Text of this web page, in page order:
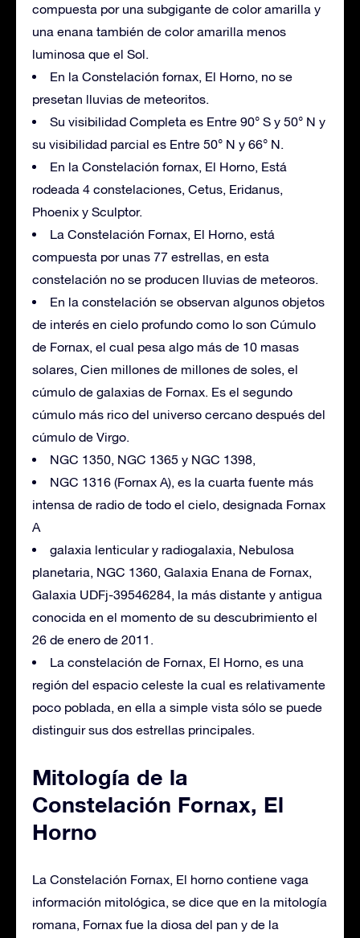
compuesta por una subgigante de color amarilla y
una enana también de color amarilla menos
luminosa que el Sol.
En la Constelación fornax, El Horno, no se
presetan lluvias de meteoritos.
Su visibilidad Completa es Entre 90° S y 50° N y
su visibilidad parcial es Entre 50° N y 66° N.
En la Constelación fornax, El Horno, Está
rodeada 4 constelaciones, Cetus, Eridanus,
Phoenix y Sculptor.
La Constelación Fornax, El Horno, está
compuesta por unas 77 estrellas, en esta
constelación no se producen lluvias de meteoros.
En la constelación se observan algunos objetos
de interés en cielo profundo como lo son Cúmulo
de Fornax, el cual pesa algo más de 10 masas
solares, Cien millones de millones de soles, el
cúmulo de galaxias de Fornax. Es el segundo
cúmulo más rico del universo cercano después del
cúmulo de Virgo.
NGC 1350, NGC 1365 y NGC 1398,
NGC 1316 (Fornax A), es la cuarta fuente más
intensa de radio de todo el cielo, designada Fornax
A
galaxia lenticular y radiogalaxia, Nebulosa
planetaria, NGC 1360, Galaxia Enana de Fornax,
Galaxia UDFj-39546284, la más distante y antigua
conocida en el momento de su descubrimiento el
26 de enero de 2011.
La constelación de Fornax, El Horno, es una
región del espacio celeste la cual es relativamente
poco poblada, en ella a simple vista sólo se puede
distinguir sus dos estrellas principales.
Mitología de la
Constelación Fornax, El
Horno
La Constelación Fornax, El horno contiene vaga
información mitológica, se dice que en la mitología
romana, Fornax fue la diosa del pan y de la